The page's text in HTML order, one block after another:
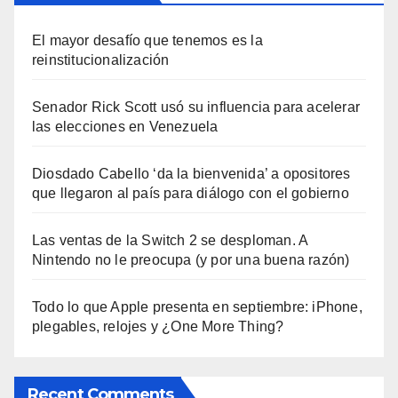
El mayor desafío que tenemos es la
reinstitucionalización
Senador Rick Scott usó su influencia para acelerar
las elecciones en Venezuela
Diosdado Cabello ‘da la bienvenida’ a opositores
que llegaron al país para diálogo con el gobierno
Las ventas de la Switch 2 se desploman. A
Nintendo no le preocupa (y por una buena razón)
Todo lo que Apple presenta en septiembre: iPhone,
plegables, relojes y ¿One More Thing?